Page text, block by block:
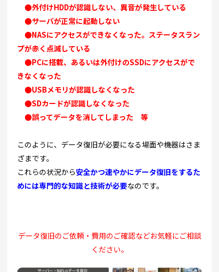
●外付けHDDが認識しない、異音が発生している
●サーバが正常に起動しない
●NASにアクセスができなくなった。ステータスラン
プが赤く点滅している
●PCに搭載、あるいは外付けのSSDにアクセスがで
きなくなった
●USBメモリが認識しなくなった
●SDカードが認識しなくなった
●誤ってデータを消してしまった 等
このように、データ復旧が必要になる場面や機器はさま
ざまです。
これらの状況から安全かつ速やかにデータ復旧をするた
めには専門的な知識と技術が必要なのです。
データ復旧のご依頼・費用のご確認などお気軽にご相談
ください。